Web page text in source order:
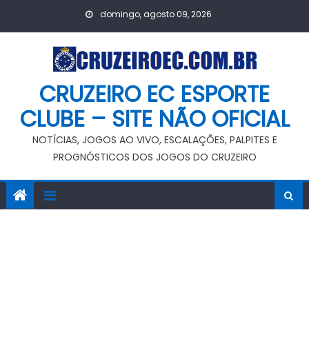
domingo, agosto 09, 2026
CRUZEIRO EC ESPORTE
CLUBE – SITE NÃO OFICIAL
NOTÍCIAS, JOGOS AO VIVO, ESCALAÇÕES, PALPITES E
PROGNÓSTICOS DOS JOGOS DO CRUZEIRO